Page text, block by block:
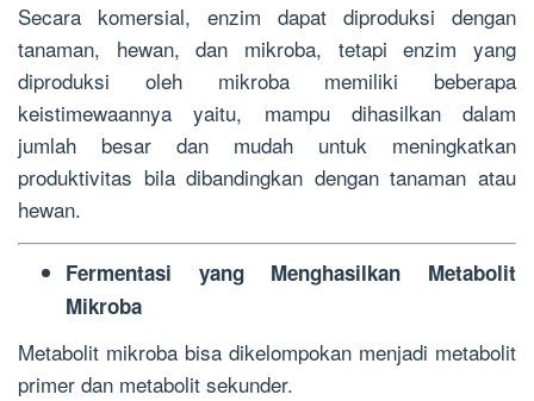
Secara komersial, enzim dapat diproduksi dengan
tanaman, hewan, dan mikroba, tetapi enzim yang
diproduksi oleh mikroba memiliki beberapa
keistimewaannya yaitu, mampu dihasilkan dalam
jumlah besar dan mudah untuk meningkatkan
produktivitas bila dibandingkan dengan tanaman atau
hewan.
Fermentasi yang Menghasilkan Metabolit
Mikroba
Metabolit mikroba bisa dikelompokan menjadi metabolit
primer dan metabolit sekunder.